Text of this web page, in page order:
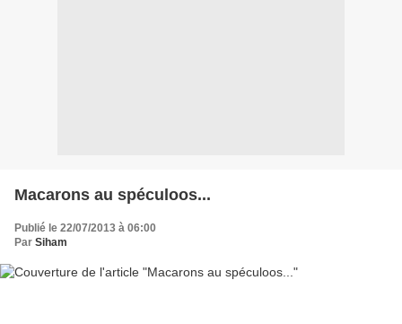
Macarons au spéculoos...
Publié le 22/07/2013 à 06:00
Par Siham